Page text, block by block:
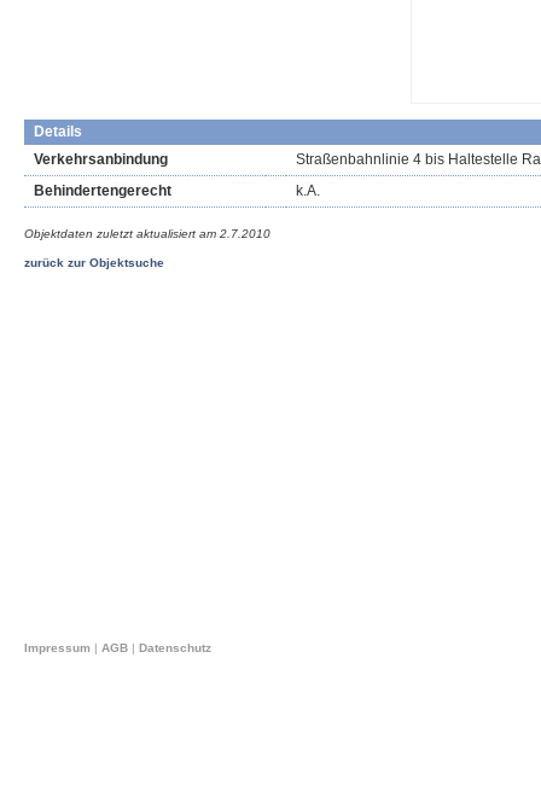
Details
Verkehrsanbindung
Straßenbahnlinie 4 bis Haltestelle
Behindertengerecht
k.A.
Objektdaten zuletzt aktualisiert am 2.7.2010
zurück zur Objektsuche
Impressum AGB Datenschutz